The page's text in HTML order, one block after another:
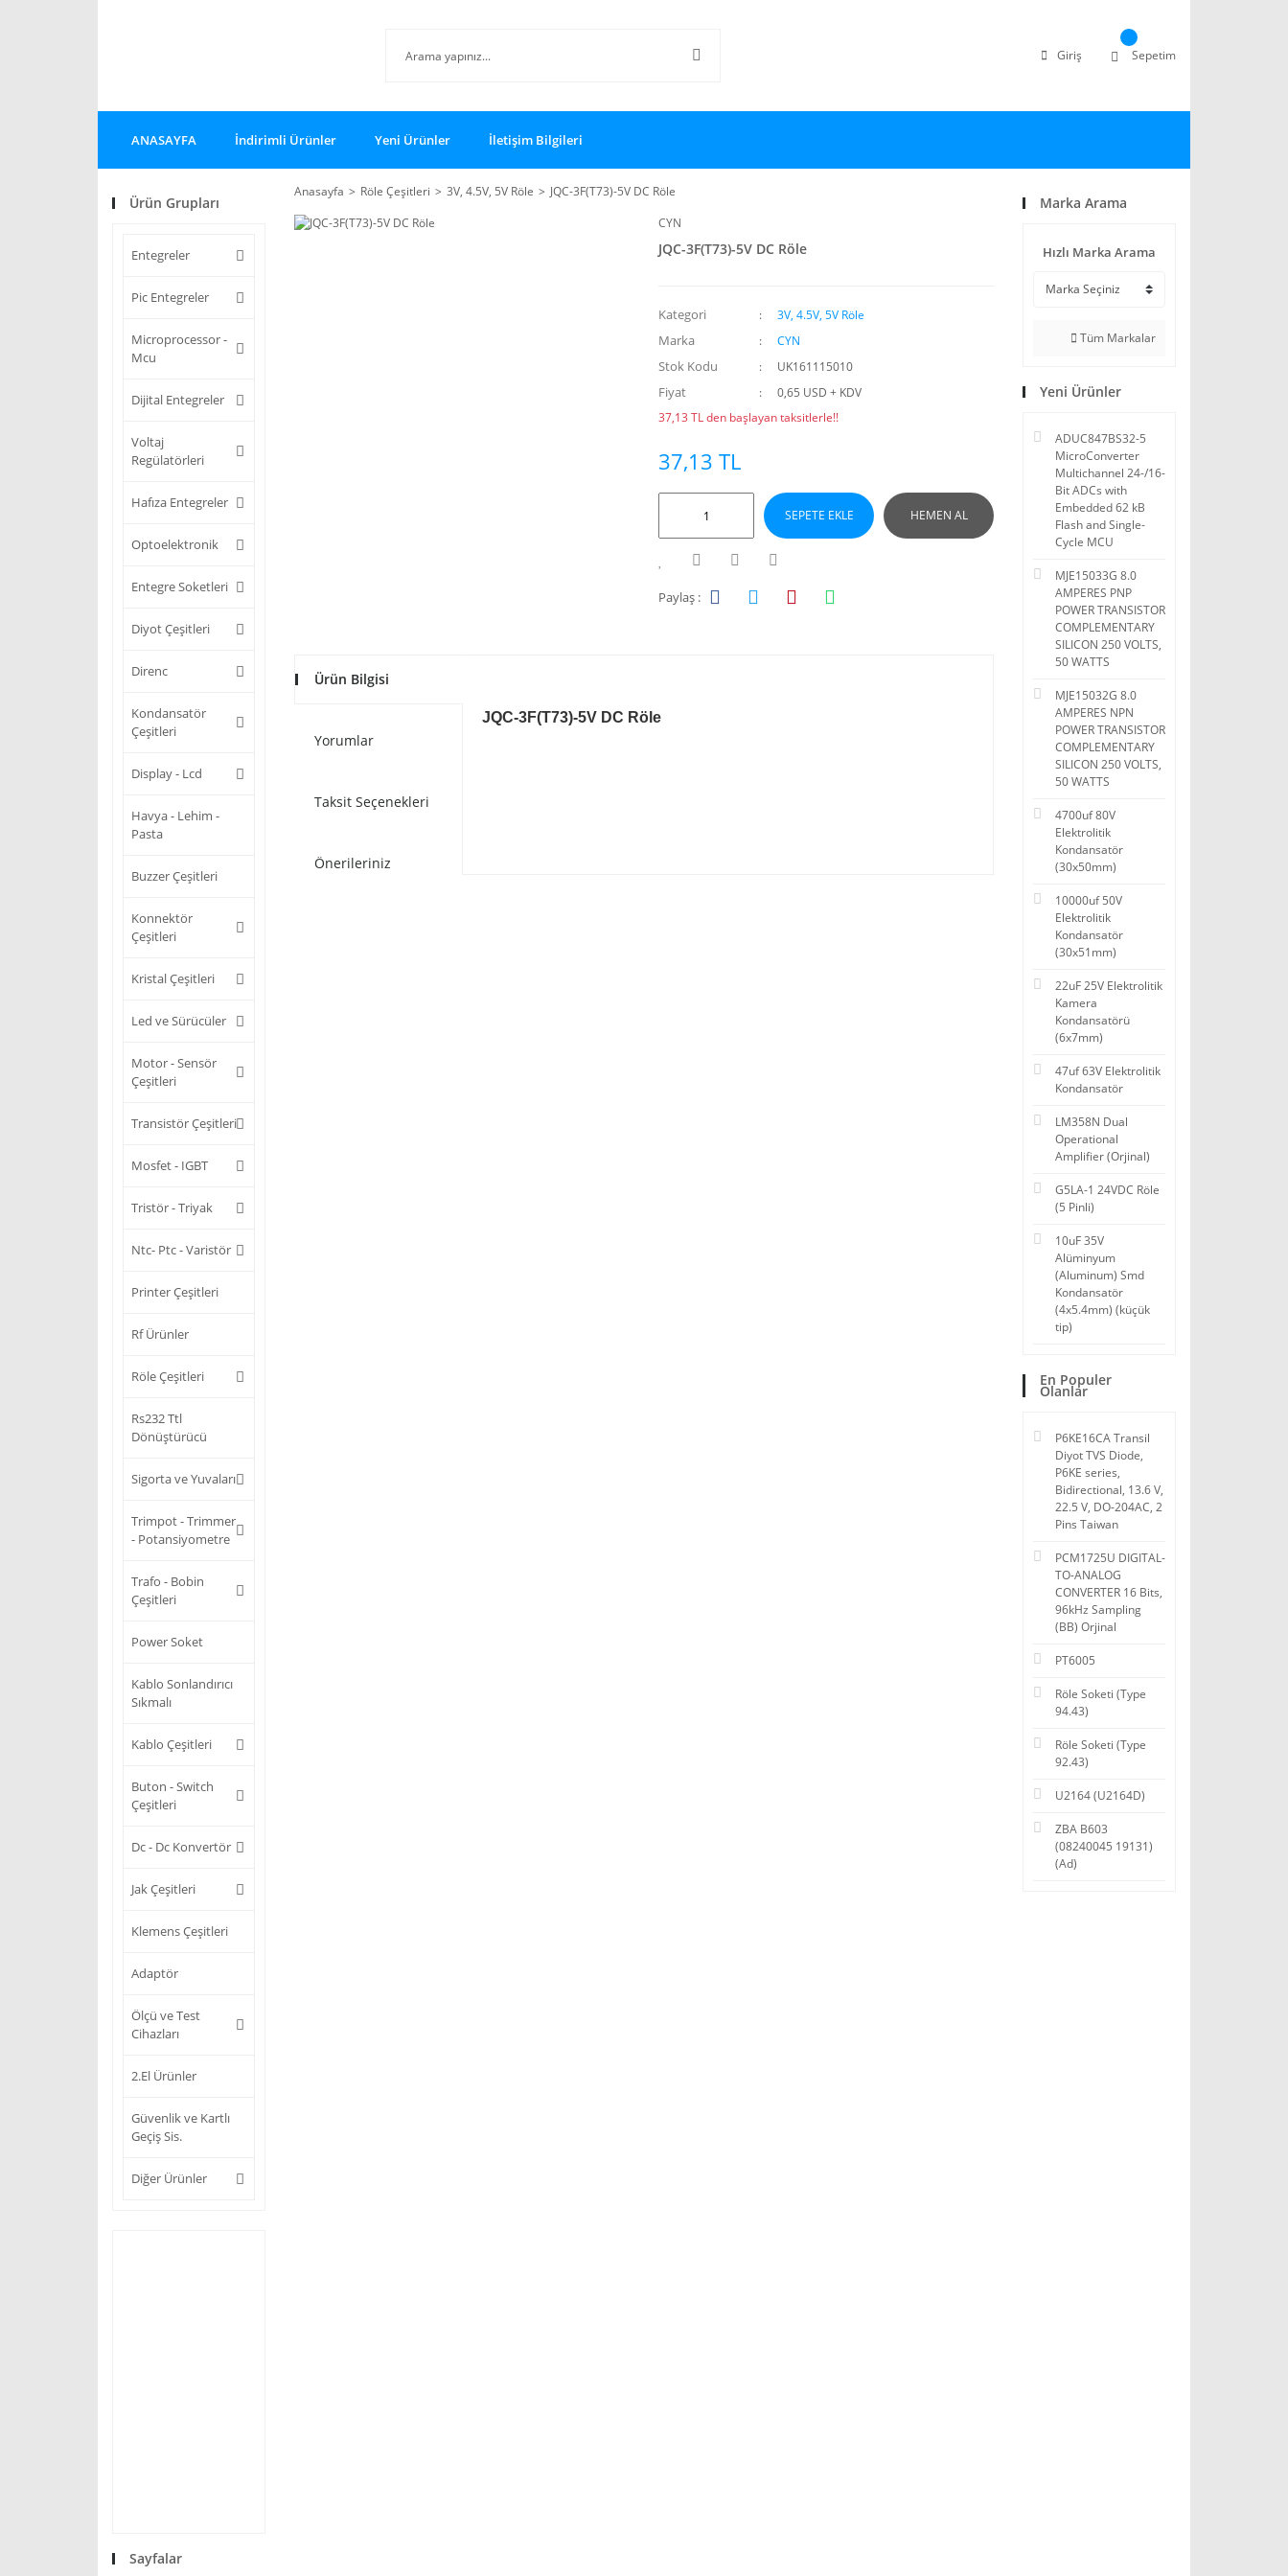
Giriş Sepetim
ANASAYFA İndirimli Ürünler Yeni Ürünler İletişim Bilgileri
Ürün Grupları
Entegreler
Pic Entegreler
Microprocessor -
Mcu
Dijital Entegreler
Voltaj
Regülatörleri
Hafıza Entegreler
Optoelektronik
Entegre Soketleri
Diyot Çeşitleri
Direnc
Kondansatör
Çeşitleri
Display - Lcd
Havya - Lehim -
Pasta
Buzzer Çeşitleri
Konnektör
Çeşitleri
Kristal Çeşitleri
Led ve Sürücüler
Motor - Sensör
Çeşitleri
Transistör Çeşitleri
Mosfet - IGBT
Tristör - Triyak
Ntc- Ptc - Varistör
Printer Çeşitleri
Rf Ürünler
Röle Çeşitleri
Rs232 Ttl
Dönüştürücü
Sigorta ve Yuvaları
Trimpot - Trimmer
- Potansiyometre
Trafo - Bobin
Çeşitleri
Power Soket
Kablo Sonlandırıcı
Sıkmalı
Kablo Çeşitleri
Buton - Switch
Çeşitleri
Dc - Dc Konvertör
Jak Çeşitleri
Klemens Çeşitleri
Adaptör
Ölçü ve Test
Cihazları
2.El Ürünler
Güvenlik ve Kartlı
Geçiş Sis.
Diğer Ürünler
Sayfalar
Anasayfa Röle Çeşitleri 3V, 4.5V, 5V Röle
JQC-3F(T73)-5V DC Röle
CYN
JQC-3F(T73)-5V DC Röle
Kategori 3V, 4.5V, 5V Röle
Marka CYN
Stok Kodu UK161115010
Fiyat
0,65 USD + KDV
37,13 TL den başlayan taksitlerle!!
37,13 TL
SEPETE EKLE HEMEN AL
Paylaş :
Ürün Bilgisi
Yorumlar
Taksit Seçenekleri
Önerileriniz
JQC-3F(T73)-5V DC Röle
Marka Arama
Hızlı Marka Arama
Tüm Markalar
Yeni Ürünler
ADUC847BS32-5
MicroConverter
Multichannel 24-/16-
Bit ADCs with
Embedded 62 kB
Flash and Single-
Cycle MCU
MJE15033G 8.0
AMPERES PNP
POWER TRANSISTOR
COMPLEMENTARY
SILICON 250 VOLTS,
50 WATTS
MJE15032G 8.0
AMPERES NPN
POWER TRANSISTOR
COMPLEMENTARY
SILICON 250 VOLTS,
50 WATTS
4700uf 80V
Elektrolitik
Kondansatör
(30x50mm)
10000uf 50V
Elektrolitik
Kondansatör
(30x51mm)
22uF 25V Elektrolitik
Kamera
Kondansatörü
(6x7mm)
47uf 63V Elektrolitik
Kondansatör
LM358N Dual
Operational
Amplifier (Orjinal)
G5LA-1 24VDC Röle
(5 Pinli)
10uF 35V
Alüminyum
(Aluminum) Smd
Kondansatör
(4x5.4mm) (küçük
tip)
En Populer
Olanlar
P6KE16CA Transil
Diyot TVS Diode,
P6KE series,
Bidirectional, 13.6 V,
22.5 V, DO-204AC, 2
Pins Taiwan
PCM1725U DIGITAL-
TO-ANALOG
CONVERTER 16 Bits,
96kHz Sampling
(BB) Orjinal
PT6005
Röle Soketi (Type
94.43)
Röle Soketi (Type
92.43)
U2164 (U2164D)
ZBA B603
(08240045 19131)
(Ad)